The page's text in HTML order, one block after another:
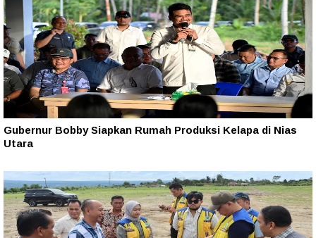
Gubernur Bobby Siapkan Rumah Produksi Kelapa di Nias
Utara